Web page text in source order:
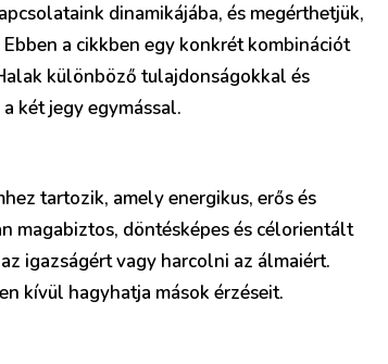
dinamikájába, és megérthetjük,
a cikkben egy konkrét kombinációt
különböző tulajdonságokkal és
két jegy egymással.
tartozik, amely energikus, erős és
magabiztos, döntésképes és célorientált
igazságért vagy harcolni az álmaiért.
kívül hagyhatja mások érzéseit.